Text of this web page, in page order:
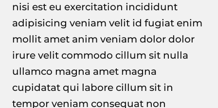
nisi est eu exercitation incididunt
adipisicing veniam velit id fugiat enim
mollit amet anim veniam dolor dolor
irure velit commodo cillum sit nulla
ullamco magna amet magna
cupidatat qui labore cillum sit in
tempor veniam consequat non